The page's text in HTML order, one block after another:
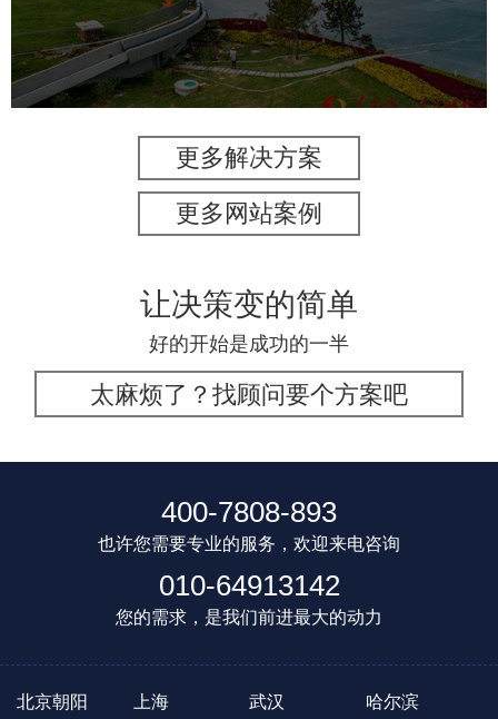
公园 AI人工智能 智慧公园
智能照明系统
智能垃圾桶
更多解决方案
更多网站案例
让决策变的简单
好的开始是成功的一半
太麻烦了？找顾问要个方案吧
400-7808-893
也许您需要专业的服务，欢迎来电咨询
010-64913142
您的需求，是我们前进最大的动力
北京朝阳 上海 武汉 哈尔滨